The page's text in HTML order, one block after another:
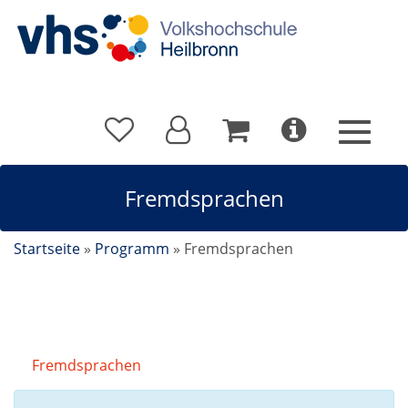
Fremdsprachen
Startseite » Programm » Fremdsprachen
Fremdsprachen